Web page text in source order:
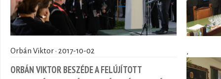
Orbán Viktor · 2017-10-02
ORBÁN VIKTOR BESZÉDE A FELÚJÍTOTT
,